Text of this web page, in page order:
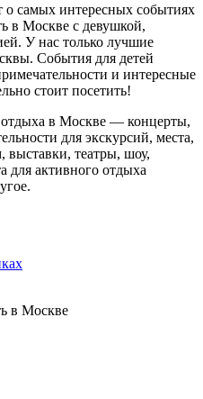
самых интересных событиях
в Москве с девушкой,
У нас только лучшие
События для детей
и интересные
стоит посетить!
в Москве — концерты,
для экскурсий, места,
выставки, театры, шоу,
для активного отдыха
в Москве